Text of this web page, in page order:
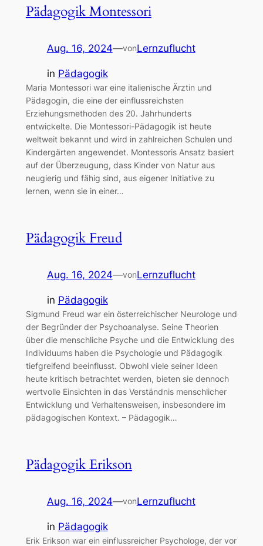
Pädagogik Montessori
Aug. 16, 2024—vonLernzuflucht
in Pädagogik
Maria Montessori war eine italienische Ärztin und
Pädagogin, die eine der einflussreichsten
Erziehungsmethoden des 20. Jahrhunderts
entwickelte. Die Montessori-Pädagogik ist heute
weltweit bekannt und wird in zahlreichen Schulen und
Kindergärten angewendet. Montessoris Ansatz basiert
auf der Überzeugung, dass Kinder von Natur aus
neugierig und fähig sind, aus eigener Initiative zu
lernen, wenn sie in einer…
Pädagogik Freud
Aug. 16, 2024—vonLernzuflucht
in Pädagogik
Sigmund Freud war ein österreichischer Neurologe und
der Begründer der Psychoanalyse. Seine Theorien
über die menschliche Psyche und die Entwicklung des
Individuums haben die Psychologie und Pädagogik
tiefgreifend beeinflusst. Obwohl viele seiner Ideen
heute kritisch betrachtet werden, bieten sie dennoch
wertvolle Einsichten in das Verständnis menschlicher
Entwicklung und Verhaltensweisen, insbesondere im
pädagogischen Kontext. – Pädagogik…
Pädagogik Erikson
Aug. 16, 2024—vonLernzuflucht
in Pädagogik
Erik Erikson war ein einflussreicher Psychologe, der vor